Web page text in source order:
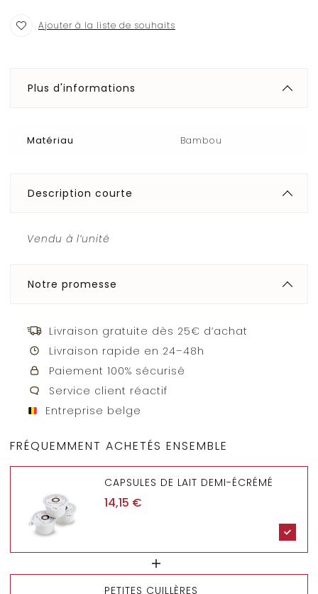
Ajouter à la liste de souhaits
Plus d'informations
Matériau Bambou
Description courte
Vendu à l’unité
Notre promesse
Livraison gratuite dès 25€ d’achat
Livraison rapide en 24–48h
Paiement 100% sécurisé
Service client réactif
Entreprise belge
FRÉQUEMMENT ACHETÉS ENSEMBLE
CAPSULES DE LAIT DEMI-ÉCRÉMÉ
14,15 €
PETITES CUILLÈRES